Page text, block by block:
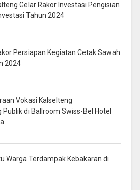
Gelar Rakor Investasi Pengisian
Tahun 2024
Persiapan Kegiatan Cetak Sawah
2024
Vokasi Kalselteng
di Ballroom Swiss-Bel Hotel
Warga Terdampak Kebakaran di